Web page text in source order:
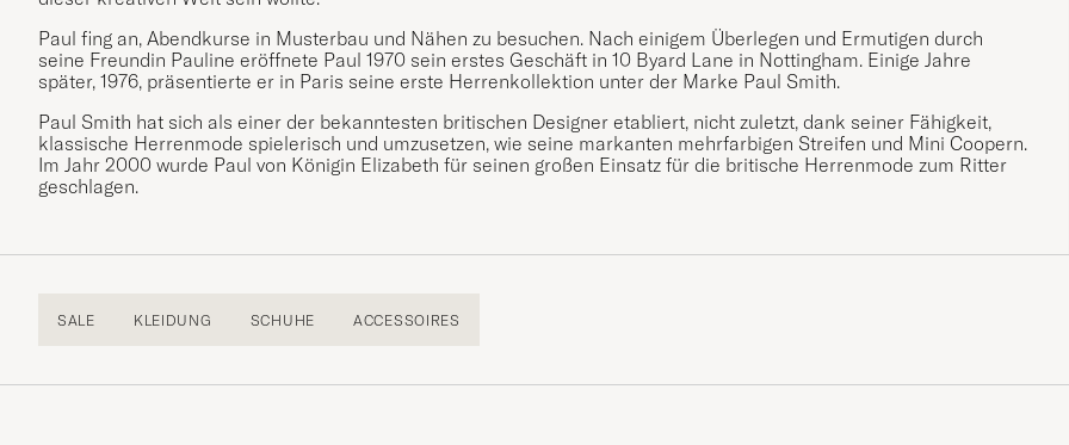
Paul fing an, Abendkurse in Musterbau und Nähen zu besuchen. Nach einigem Überlegen und Ermutigen durch
seine Freundin Pauline eröffnete Paul 1970 sein erstes Geschäft in 10 Byard Lane in Nottingham. Einige Jahre
später, 1976, präsentierte er in Paris seine erste Herrenkollektion unter der Marke Paul Smith.
Paul Smith hat sich als einer der bekanntesten britischen Designer etabliert, nicht zuletzt, dank seiner Fähigkeit,
klassische Herrenmode spielerisch und umzusetzen, wie seine markanten mehrfarbigen Streifen und Mini Coopern.
Im Jahr 2000 wurde Paul von Königin Elizabeth für seinen großen Einsatz für die britische Herrenmode zum Ritter
geschlagen.
SALE KLEIDUNG SCHUHE ACCESSOIRES